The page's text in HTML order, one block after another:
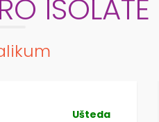
ISOLATE
Ušteda